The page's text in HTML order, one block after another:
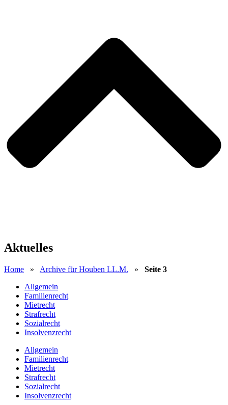
Aktuelles
Home » Archive für Houben LL.M. » Seite 3
Allgemein
Familienrecht
Mietrecht
Strafrecht
Sozialrecht
Insolvenzrecht
Allgemein
Familienrecht
Mietrecht
Strafrecht
Sozialrecht
Insolvenzrecht